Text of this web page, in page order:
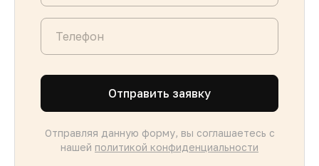
Отправить заявку
Отправляя данную форму, вы соглашаетесь с
нашей политикой конфиденциальности